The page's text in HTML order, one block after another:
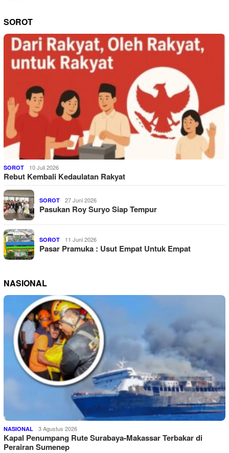
SOROT
SOROT 10 Juli 2026
Rebut Kembali Kedaulatan Rakyat
SOROT 27 Juni 2026
Pasukan Roy Suryo Siap Tempur
SOROT 11 Juni 2026
Pasar Pramuka : Usut Empat Untuk Empat
NASIONAL
NASIONAL 3 Agustus 2026
Kapal Penumpang Rute Surabaya-Makassar Terbakar di
Perairan Sumenep